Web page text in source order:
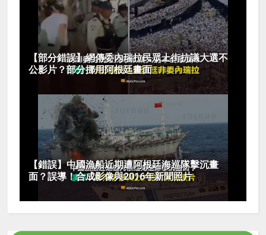
【部分錯誤】網傳委內瑞拉民眾上街抗議大選不
公影片？部分挪用阿根廷畫面
【錯誤】中國漁船近期遭阿根廷海巡隊擊沉畫
面？誤導！合成影像與2016年新聞照片